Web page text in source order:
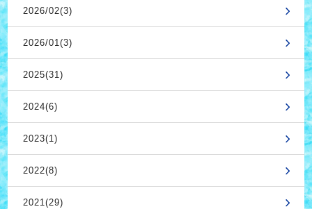
2026/02(3)
2026/01(3)
2025(31)
2024(6)
2023(1)
2022(8)
2021(29)